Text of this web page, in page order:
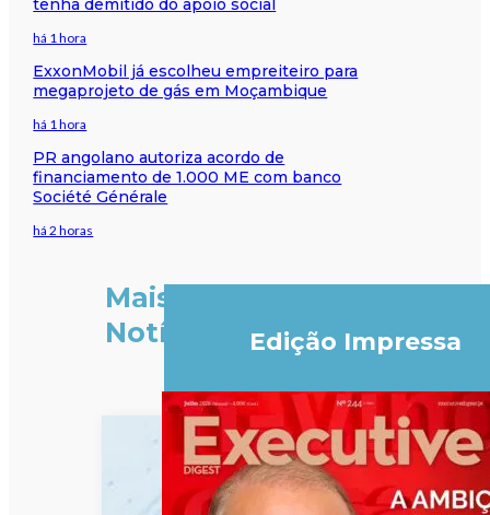
há 1 hora
ExxonMobil já escolheu empreiteiro para
megaprojeto de gás em Moçambique
há 1 hora
PR angolano autoriza acordo de
financiamento de 1.000 ME com banco
Société Générale
há 2 horas
Mais
Notícias
Edição Impressa